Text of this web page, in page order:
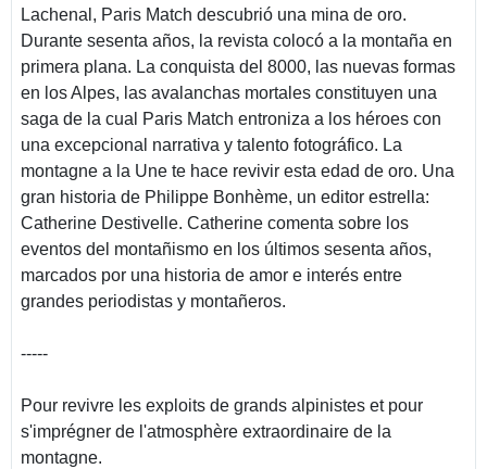
Lachenal, Paris Match descubrió una mina de oro.
Durante sesenta años, la revista colocó a la montaña en
primera plana. La conquista del 8000, las nuevas formas
en los Alpes, las avalanchas mortales constituyen una
saga de la cual Paris Match entroniza a los héroes con
una excepcional narrativa y talento fotográfico. La
montagne a la Une te hace revivir esta edad de oro. Una
gran historia de Philippe Bonhème, un editor estrella:
Catherine Destivelle. Catherine comenta sobre los
eventos del montañismo en los últimos sesenta años,
marcados por una historia de amor e interés entre
grandes periodistas y montañeros.
-----
Pour revivre les exploits de grands alpinistes et pour
s'imprégner de l'atmosphère extraordinaire de la
montagne.